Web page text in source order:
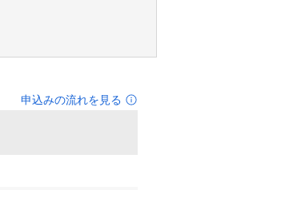
申込みの流れを見る